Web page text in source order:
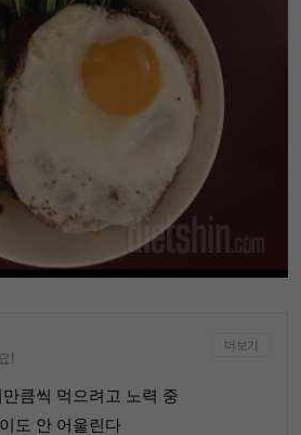
!
더보기
큼씩 먹으려고 노력 중
도 안 어울린다